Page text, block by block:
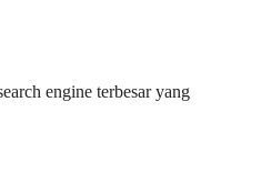
engine terbesar yang